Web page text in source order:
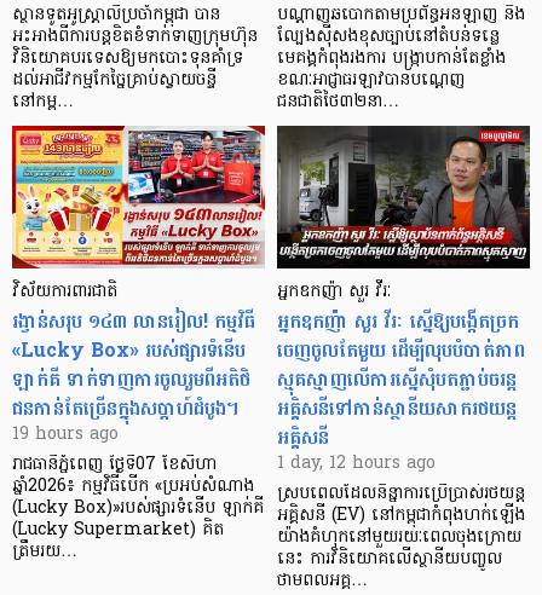
ស្ថានទូតអូស្ត្រាលីប្រចាំកម្ពុជា បាន
អះអាងពីការបន្តខិតខំទាក់ទាញក្រុមហ៊ុន
វិនិយោគបរទេសឱ្យមកបោះទុនគាំទ្រ
ដល់អាជីវកម្មកែច្នៃគ្រាប់ស្វាយចន្ទី
នៅកម្ព…
បណ្តាញឆបោកតាមប្រព័ន្ធអនឡាញ និង
ល្បែងស៊ីសងខុសច្បាប់នៅតំបន់ទន្លេ
មេគង្គកំពុងរងការ បង្ក្រាប​កាន់តែខ្លាំង
ខណៈអាជ្ញាធរឡាវបានបណ្តេញ
ជនជាតិថៃ៣២នា…
វិស័យការពារជាតិ
រង្វាន់សរុប ១៤៣ លានរៀល! កម្មវិធី
«Lucky Box» របស់ផ្សារទំនើប
ឡាក់គី ទាក់ទាញការចូលរួមពីអតិថិ
ជនកាន់តែច្រើនក្នុងសប្តាហ៍ដំបូង។
19 hours ago
រាជធានីភ្នំពេញ ថ្ងៃទី07 ខែសីហា
ឆ្នាំ2026៖ កម្មវិធីបើក «ប្រអប់សំណាង
(Lucky Box)»របស់ផ្សារទំនើប ឡាក់គី
(Lucky Supermarket) គិត
ត្រឹមរយ…
អ្នកឧកញ៉ា សួរ វីរៈ
អ្នកឧកញ៉ា សួរ វីរៈ ស្នើឱ្យបង្កើតច្រក
ចេញចូលតែមួយ ដើម្បីលុបបំបាត់ភាព
ស្មុគស្មាញលើការស្នើសុំបតភ្ជាប់ចរន្ត
អគ្គិសនីទៅកាន់ស្ថានីយសាករថយន្ត
អគ្គិសនី
1 day, 12 hours ago
ស្របពេលដែលនិន្នាការប្រើប្រាស់រថយន្ត
អគ្គិសនី (EV) នៅកម្ពុជាកំពុងហក់ឡើង
យ៉ាងគំហុកនៅមួយរយៈពេលចុងក្រោយ
នេះ ការវិនិយោគលើស្ថានីយបញ្ចូល
ថាមពលអគ្គ…